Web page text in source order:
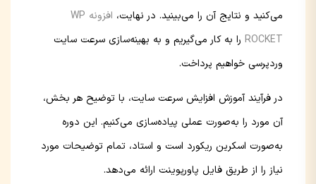
می‌کنید و نتایج آن را می‌بینید. در نهایت،
افزونه WP
ROCKETرا به کار می‌گیریم و به بهینه‌سازی سرعت سایت
وردپرسی خواهیم پرداخت.
در فرآیند آموزش افزایش سرعت سایت، با توضیح هر بخش،
آن مورد را به‌صورت عملی پیاده‌سازی می‌کنیم. این دوره
به‌صورت اسکرین ریکورد است و استاد، تمام توضیحات مورد
نیاز را از طریق فایل پاورپوینت ارائه می‌دهد.